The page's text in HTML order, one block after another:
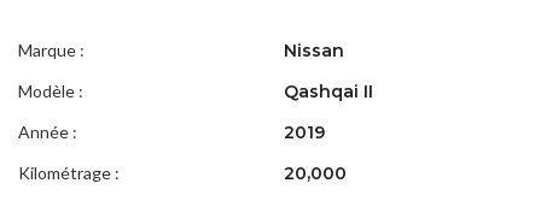
Marque : Nissan
Modèle : Qashqai II
Année : 2019
Kilométrage : 20,000